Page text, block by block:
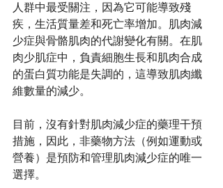
人群中最受關注，因為它可能導致殘
疾，生活質量差和死亡率增加。肌肉減
少症與骨骼肌肉的代謝變化有關。在肌
肉少肌症中，負責細胞生長和肌肉合成
的蛋白質功能是失調的，這導致肌肉纖
維數量的減少。
目前，沒有針對肌肉減少症的藥理干預
措施，因此，非藥物方法（例如運動或
營養）是預防和管理肌肉減少症的唯一
選擇。